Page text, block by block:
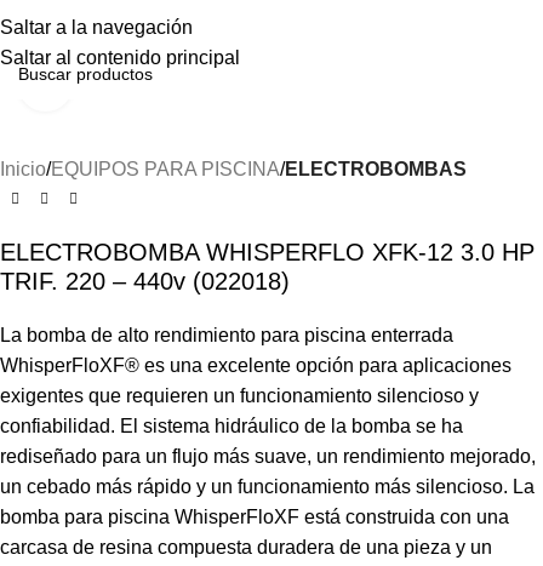
Saltar a la navegación
Saltar al contenido principal
Menú
Haga clic para ampliar
Inicio EQUIPOS PARA PISCINA ELECTROBOMBAS
ELECTROBOMBA WHISPERFLO XFK-12 3.0 HP
TRIF. 220 – 440v (022018)
La bomba de alto rendimiento para piscina enterrada
WhisperFloXF® es una excelente opción para aplicaciones
exigentes que requieren un funcionamiento silencioso y
confiabilidad. El sistema hidráulico de la bomba se ha
rediseñado para un flujo más suave, un rendimiento mejorado,
un cebado más rápido y un funcionamiento más silencioso. La
bomba para piscina WhisperFloXF está construida con una
carcasa de resina compuesta duradera de una pieza y un